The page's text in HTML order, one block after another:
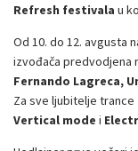
Refresh festivala u
Od 10. do 12. avgusta
izvođača predvodjena
Fernando Lagreca,
Za sve ljubitelje
Vertical mode i